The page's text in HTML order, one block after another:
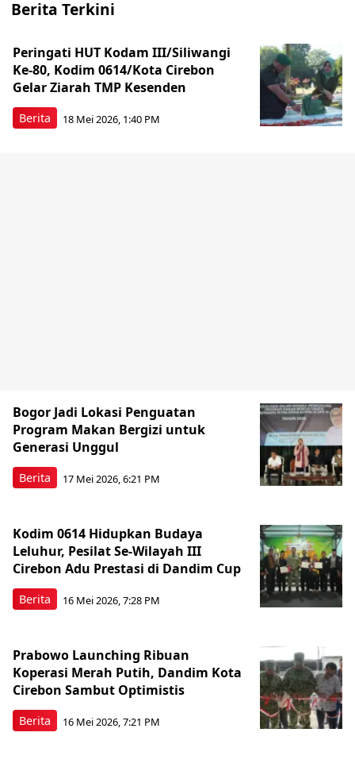
Berita Terkini
Berita
Peringati HUT Kodam III/Siliwangi
Ke-80, Kodim 0614/Kota Cirebon
Gelar Ziarah TMP Kesenden
18 Mei 2026, 1:40 PM
Berita
Bogor Jadi Lokasi Penguatan
Program Makan Bergizi untuk
Generasi Unggul
17 Mei 2026, 6:21 PM
Berita
Kodim 0614 Hidupkan Budaya
Leluhur, Pesilat Se-Wilayah III
Cirebon Adu Prestasi di Dandim Cup
16 Mei 2026, 7:28 PM
Berita
Prabowo Launching Ribuan
Koperasi Merah Putih, Dandim Kota
Cirebon Sambut Optimistis
16 Mei 2026, 7:21 PM